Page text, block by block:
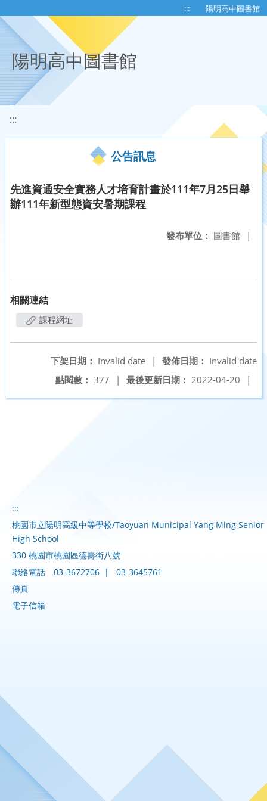
::: 陽明高中圖書館
陽明高中圖書館
:::
公告訊息
先進資通安全實務人才培育計畫於111年7月25日舉
辦111年新型態資安暑期課程
發布單位： 圖書館 |
相關連結
課程網址
發佈日期： Invalid date
下架日期： Invalid date
|
最後更新日期： 2022-04-20 |
點閱數： 377 |
:::
桃園市立陽明高級中等學校/Taoyuan Municipal Yang Ming Senior
High School
330 桃園市桃園區德壽街八號
聯絡電話
03-3672706 |
03-3645761
傳真
電子信箱